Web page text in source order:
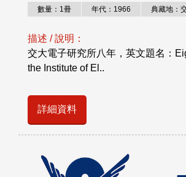
數量：1冊 年代：1966 典藏地：
描述 / 說明：
交大電子研究所八年，英文題名：
the Institute of El..
詳細資料